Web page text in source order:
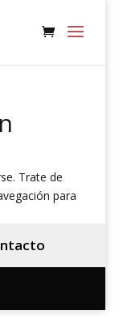
Trate de
para